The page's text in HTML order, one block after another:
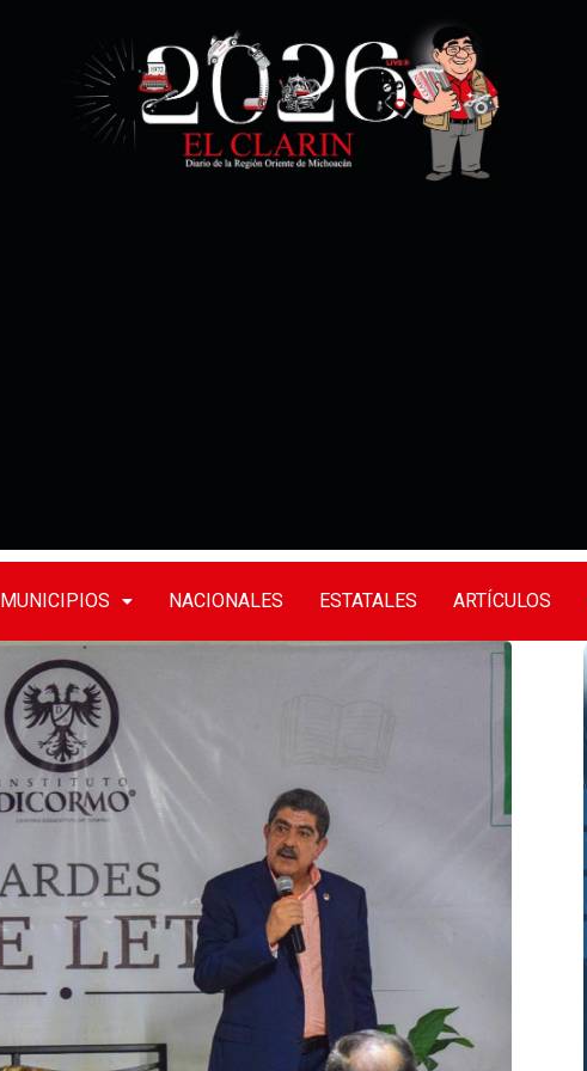
MUNICIPIOS NACIONALES ESTATALES ARTÍCULOS